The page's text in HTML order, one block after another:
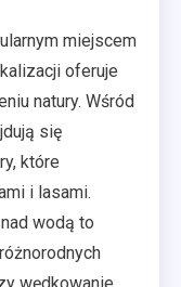
miejscem
oferuje
natury. Wśród
się
które
i lasami.
wodą to